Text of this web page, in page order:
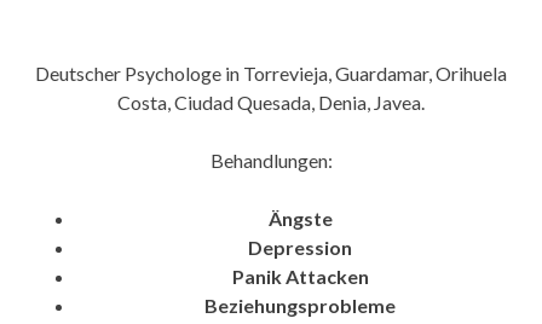
Bruns
Deutscher Psychologe in Torrevieja, Guardamar, Orihuela
Costa, Ciudad Quesada, Denia, Javea.
Behandlungen:
Ängste
Depression
Panik Attacken
Beziehungsprobleme